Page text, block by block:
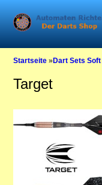
Startseite »Dart Sets Soft
Target